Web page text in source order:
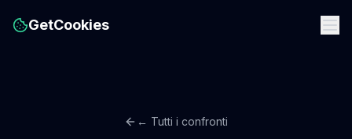
GetCookies
← Tutti i confronti